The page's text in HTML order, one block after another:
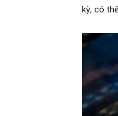
kỳ, có